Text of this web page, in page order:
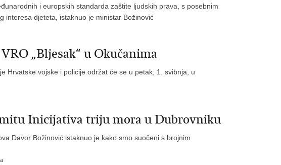
i europskih standarda zaštite ljudskih prava, s posebnim
interesa djeteta, istaknuo je ministar Božinović
„Bljesak“ u Okučanima
Hrvatske vojske i policije održat će se u petak, 1. svibnja, u
Inicijativa triju mora u Dubrovniku
Davor Božinović istaknuo je kako smo suočeni s brojnim